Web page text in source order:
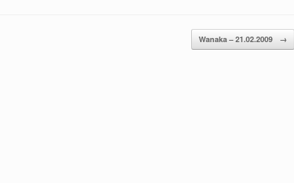
Wanaka – 21.02.2009 →